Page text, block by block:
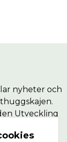
nyheter och
Utveckling